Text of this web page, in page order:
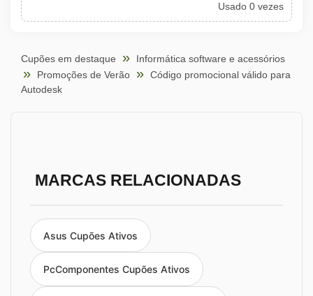
Usado 0 vezes
Cupões em destaque
Informática software e acessórios
Promoções de Verão
Código promocional válido para
Autodesk
MARCAS RELACIONADAS
Asus Cupões Ativos
PcComponentes Cupões Ativos